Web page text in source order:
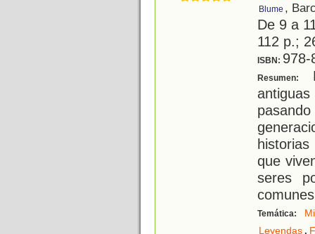
Blume ,
De 9 a
112 p.;
ISBN: 978-
Resumen:
que
seres
Temática:
Leyendas,